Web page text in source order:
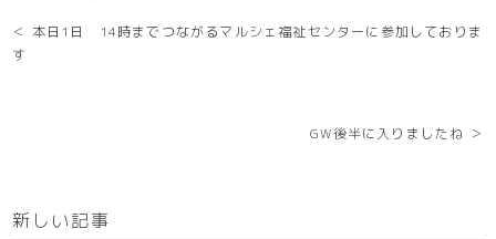
＜ 本日1日 14時までつながるマルシェ福祉センターに参加しておりま
す
GW後半に入りましたね ＞
新しい記事